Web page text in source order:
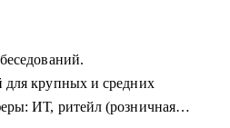
для крупных и средних
ИТ, ритейл (розничная